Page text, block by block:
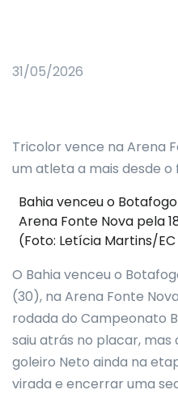
31/05/2026
Tricolor vence na Arena
um atleta a mais desde
Bahia venceu o
Arena Fonte Nova pela
(Foto: Letícia Martins/
O Bahia venceu o
(30), na Arena Fonte
rodada do Campeonato
saiu atrás no placar,
goleiro Neto ainda na
virada e encerrar uma